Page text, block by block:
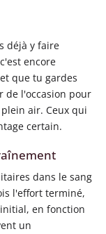
déjà y faire
encore
que tu gardes
de l'occasion pour
air. Ceux qui
certain.
dans le sang
l'effort terminé,
en fonction
un